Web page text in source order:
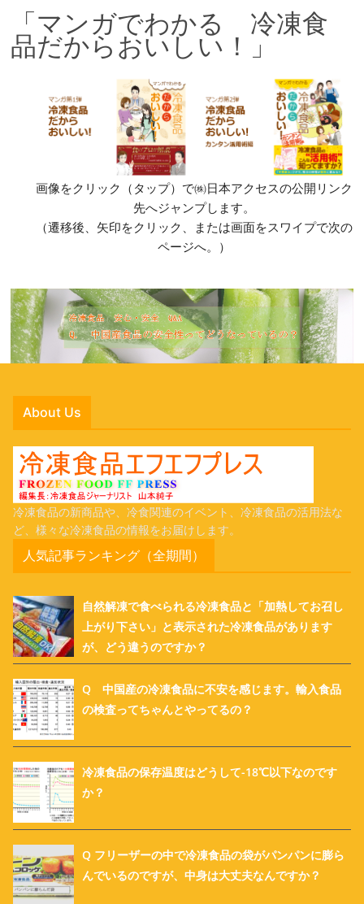
「マンガでわかる 冷凍食
品だからおいしい！」
画像をクリック（タップ）で㈱日本アクセスの公開リンク
先へジャンプします。
（遷移後、矢印をクリック、または画面をスワイプで次の
ページへ。）
About Us
冷凍食品の新商品や、冷食関連のイベント、冷凍食品の活用法な
ど、様々な冷凍食品の情報をお届けします。
人気記事ランキング（全期間）
自然解凍で食べられる冷凍食品と「加熱してお召し
上がり下さい」と表示された冷凍食品があります
が、どう違うのですか？
Q 中国産の冷凍食品に不安を感じます。輸入食品
の検査ってちゃんとやってるの？
冷凍食品の保存温度はどうして-18℃以下なのです
か？
Q フリーザーの中で冷凍食品の袋がパンパンに膨ら
んでいるのですが、中身は大丈夫なんですか？